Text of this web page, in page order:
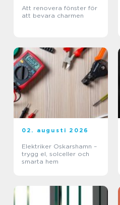
Att renovera fönster för
att bevara charmen
02. augusti 2026
Elektriker Oskarshamn –
trygg el, solceller och
smarta hem